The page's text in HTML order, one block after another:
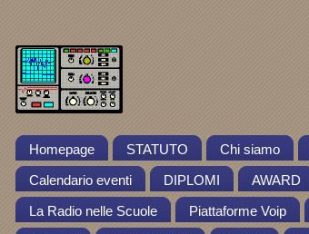
Homepage STATUTO Chi siamo
Calendario eventi DIPLOMI AWARD
La Radio nelle Scuole Piattaforme Voip